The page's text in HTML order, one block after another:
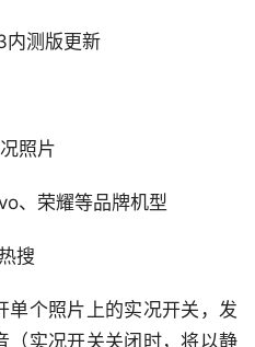
内测版更新
照片
、荣耀等品牌机型
搜
单个照片上的实况开关，发
（实况开关关闭时，将以静